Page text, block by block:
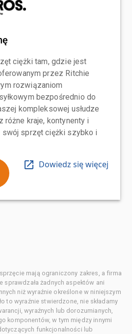
ciężki tam, gdzie jest
przez Ritchie
rozwiązaniom
bezpośrednio do
kompleksowej usłudze
różne kraje, kontynenty i
sprzęt ciężki szybko i
Dowiedz się więcej
mają ograniczony zakres, a firma
sprawdzała żadnych aspektów ani
niż wyraźnie określone w niniejszym
to wyraźnie stwierdzone, nie składamy
wyraźnych lub dorozumianych,
komponentów, w tym między innymi
funkcjonalności lub